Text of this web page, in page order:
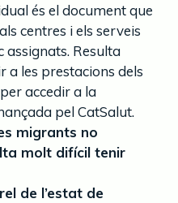
és el document que
centres i els serveis
Resulta
a les prestacions dels
accedir a la
pel CatSalut.
migrants no
molt difícil tenir
de l’estat de